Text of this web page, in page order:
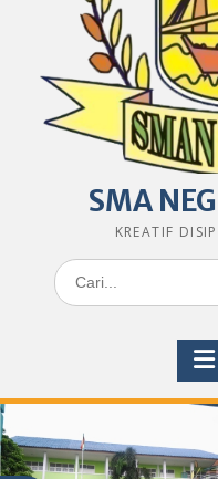
SMA
KREATIF
Search
for: